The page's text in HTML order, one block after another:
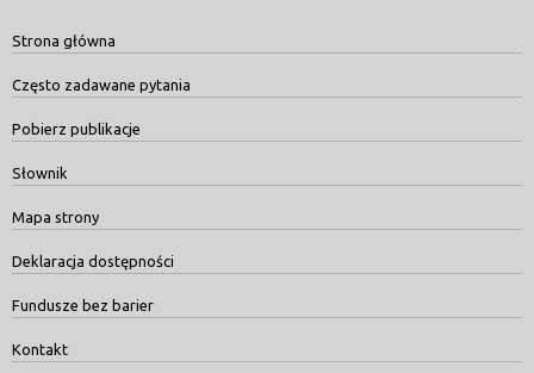
Strona główna
Często zadawane pytania
Pobierz publikacje
Słownik
Mapa strony
Deklaracja dostępności
Fundusze bez barier
Kontakt